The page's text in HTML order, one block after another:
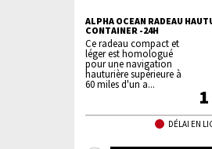
ALPHA OCEAN RADEAU
CONTAINER -24H
Ce radeau compact et
léger est homologué
pour une navigation
hauturière supérieure à
60 miles d'un a...
DÉLAI EN